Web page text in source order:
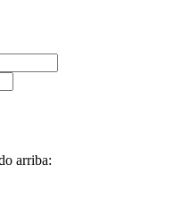
arriba: